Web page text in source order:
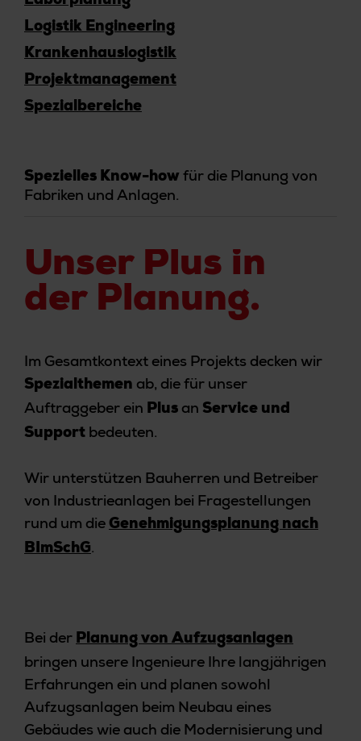
Logistik Engineering
Krankenhauslogistik
Projektmanagement
Spezialbereiche
Spezielles Know-how für die Planung von
Fabriken und Anlagen.
Unser Plus in
der Planung.
Im Gesamtkontext eines Projekts decken wir
Spezialthemen ab, die für unser
Auftraggeber ein Plus an Service und
Support bedeuten.
Wir unterstützen Bauherren und Betreiber
von Industrieanlagen bei Fragestellungen
rund um die Genehmigungsplanung nach
BImSchG.
Bei der Planung von Aufzugsanlagen
bringen unsere Ingenieure Ihre langjährigen
Erfahrungen ein und planen sowohl
Aufzugsanlagen beim Neubau eines
Gebäudes wie auch die Modernisierung und